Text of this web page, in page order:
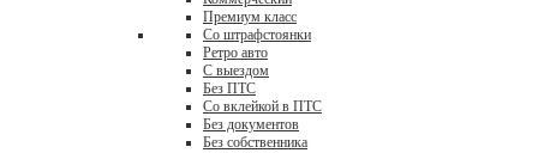
Премиум класс
Со штрафстоянки
Ретро авто
С выездом
Без ПТС
Со вклейкой в ПТС
Без документов
Без собственника